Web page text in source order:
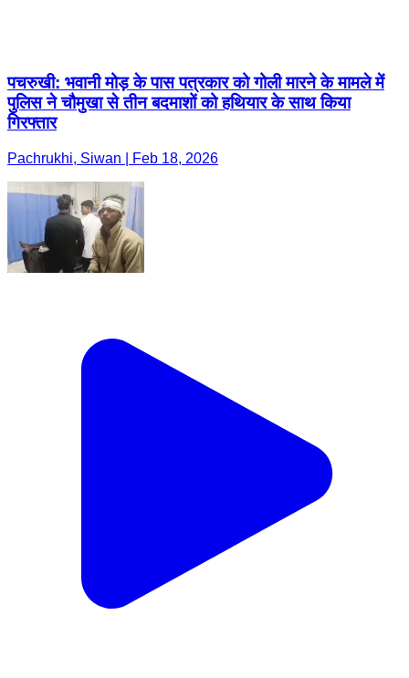
पचरुखी: भवानी मोड़ के पास पत्रकार को गोली मारने के मामले में
पुलिस ने चौमुखा से तीन बदमाशों को हथियार के साथ किया
गिरफ्तार
Pachrukhi, Siwan | Feb 18, 2026